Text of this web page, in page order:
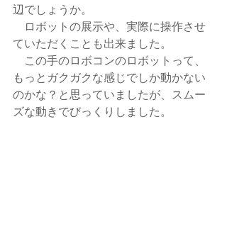
辺でしょうか。
ロボットの展示や、実際に操作させ
ていただくことも出来ました。
この手のロボコンのロボットって、
もっとガクガクな感じでしか動かない
のかな？と思っていましたが、スムー
ズな動きでびっくりしました。